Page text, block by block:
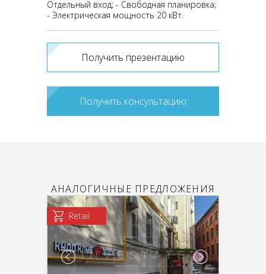
Отдельный вход; - Свободная планировка;
- Электрическая мощность 20 кВт.
Получить презентацию
Получить консультацию
АНАЛОГИЧНЫЕ ПРЕДЛОЖЕНИЯ
Retail